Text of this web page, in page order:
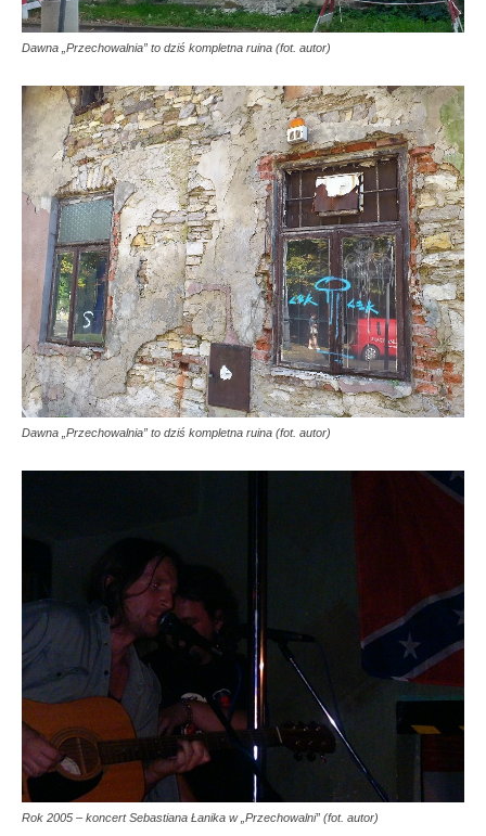
Dawna „Przechowalnia” to dziś kompletna ruina (fot. autor)
Dawna „Przechowalnia” to dziś kompletna ruina (fot. autor)
Rok 2005 – koncert Sebastiana Łanika w „Przechowalni” (fot. autor)